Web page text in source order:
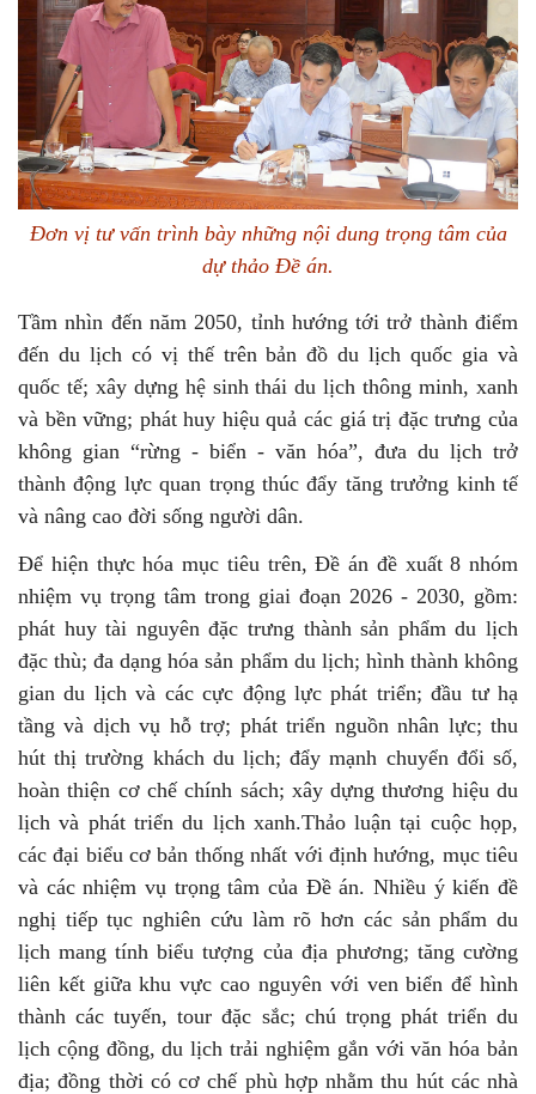
Đơn vị tư vấn trình bày những nội dung trọng tâm của
dự thảo Đề án.
Tầm nhìn đến năm 2050, tỉnh hướng tới trở thành điểm
đến du lịch có vị thế trên bản đồ du lịch quốc gia và
quốc tế; xây dựng hệ sinh thái du lịch thông minh, xanh
và bền vững; phát huy hiệu quả các giá trị đặc trưng của
không gian “rừng - biển - văn hóa”, đưa du lịch trở
thành động lực quan trọng thúc đẩy tăng trưởng kinh tế
và nâng cao đời sống người dân.
Để hiện thực hóa mục tiêu trên, Đề án đề xuất 8 nhóm
nhiệm vụ trọng tâm trong giai đoạn 2026 - 2030, gồm:
phát huy tài nguyên đặc trưng thành sản phẩm du lịch
đặc thù; đa dạng hóa sản phẩm du lịch; hình thành không
gian du lịch và các cực động lực phát triển; đầu tư hạ
tầng và dịch vụ hỗ trợ; phát triển nguồn nhân lực; thu
hút thị trường khách du lịch; đẩy mạnh chuyển đổi số,
hoàn thiện cơ chế chính sách; xây dựng thương hiệu du
lịch và phát triển du lịch xanh.Thảo luận tại cuộc họp,
các đại biểu cơ bản thống nhất với định hướng, mục tiêu
và các nhiệm vụ trọng tâm của Đề án. Nhiều ý kiến đề
nghị tiếp tục nghiên cứu làm rõ hơn các sản phẩm du
lịch mang tính biểu tượng của địa phương; tăng cường
liên kết giữa khu vực cao nguyên với ven biển để hình
thành các tuyến, tour đặc sắc; chú trọng phát triển du
lịch cộng đồng, du lịch trải nghiệm gắn với văn hóa bản
địa; đồng thời có cơ chế phù hợp nhằm thu hút các nhà